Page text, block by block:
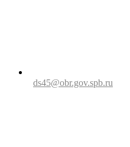
ds45@obr.gov.spb.ru